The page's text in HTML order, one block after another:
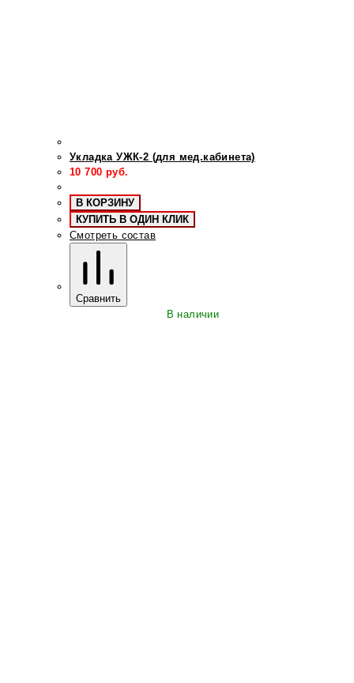
Укладка УЖК-2 (для мед.кабинета)
10 700 руб.
В КОРЗИНУ
КУПИТЬ В ОДИН КЛИК
Смотреть состав
Сравнить
В наличии